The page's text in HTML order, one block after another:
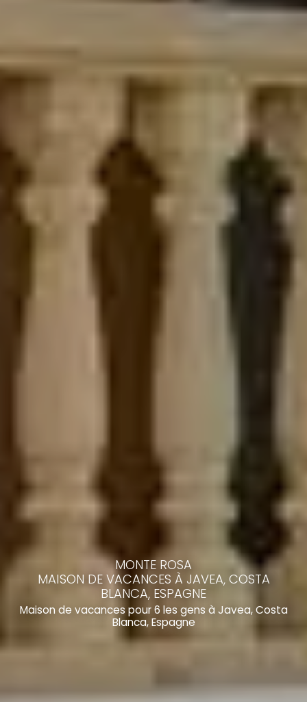
MONTE ROSA
MAISON DE VACANCES À JAVEA, COSTA
BLANCA, ESPAGNE
Maison de vacances pour 6 les gens à Javea, Costa
Blanca, Espagne